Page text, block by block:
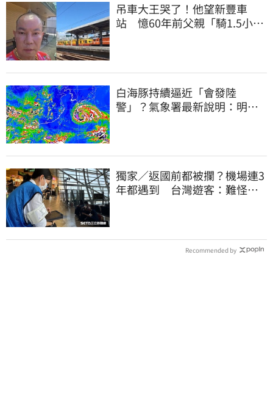
吊車大王哭了！他望新豐車
站 憶60年前父親「騎1.5小時
白海豚持續逼近「會發陸
警」？氣象署最新說明：明天
獨家／返國前都被攔？機場連3
年都遇到 台灣遊客：難怪日
Recommended by